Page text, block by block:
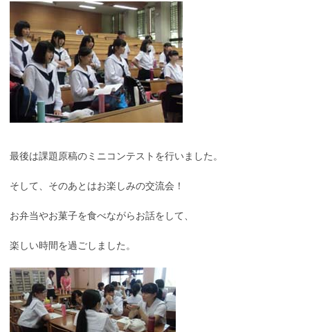
最後は課題原稿のミニコンテストを行いました。
そして、そのあとはお楽しみの交流会！
お弁当やお菓子を食べながらお話をして、
楽しい時間を過ごしました。